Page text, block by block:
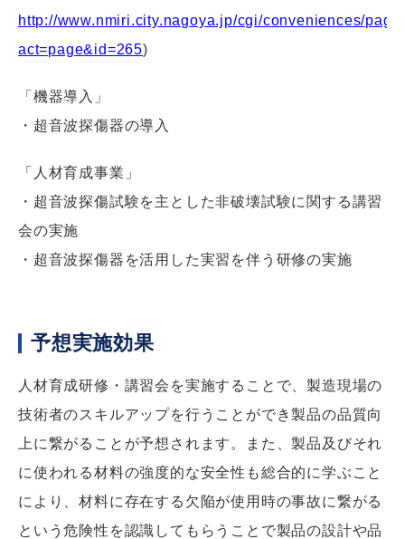
http://www.nmiri.city.nagoya.jp/cgi/conveniences/
act=page&id=265)
「機器導入」
・超音波探傷器の導入
「人材育成事業」
・超音波探傷試験を主とした非破壊試験に関する講習
会の実施
・超音波探傷器を活用した実習を伴う研修の実施
予想実施効果
人材育成研修・講習会を実施することで、製造現場の
技術者のスキルアップを行うことができ製品の品質向
上に繋がることが予想されます。また、製品及びそれ
に使われる材料の強度的な安全性も総合的に学ぶこと
により、材料に存在する欠陥が使用時の事故に繋がる
という危険性を認識してもらうことで製品の設計や品